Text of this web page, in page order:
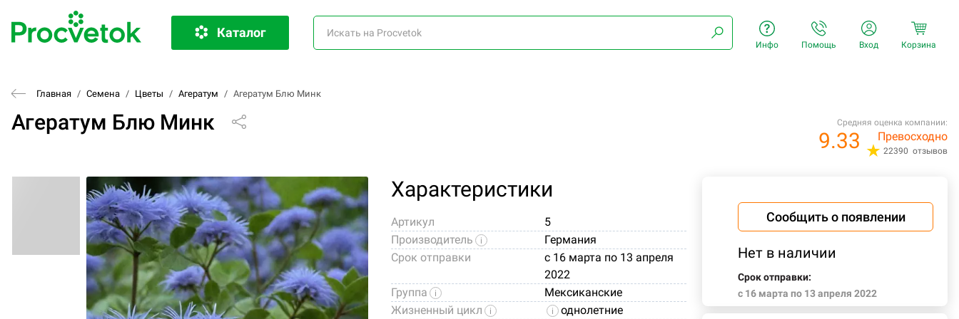
Каталог
Инфо Помощь Вход Корзина
Главная / Семена / Цветы / Агератум / Агератум Блю Минк
Агератум Блю Минк Средняя оценка компании:
9.33 Превосходно
22390 отзывов
Характеристики
Артикул
5
Производитель
Германия
Срок отправки
c 16 марта по 13 апреля
2022
Группа
Мексиканские
Жизненный цикл
однолетние
Сообщить о появлении
Нет в наличии
Срок отправки:
c 16 марта по 13 апреля 2022